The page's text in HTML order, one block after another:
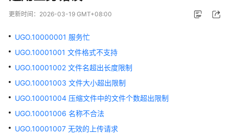
动
品
介
绍
快
速
入
更新时间： 2026-03-19 GMT+08:00
UGO.10000001 服务忙
UGO.10001001 文件格式不支持
UGO.10001002 文件名超出长度限制
UGO.10001003 文件大小超出限制
UGO.10001004 压缩文件中的文件个数超出限制
UGO.10001006 名称不合法
UGO.10001007 无效的上传请求